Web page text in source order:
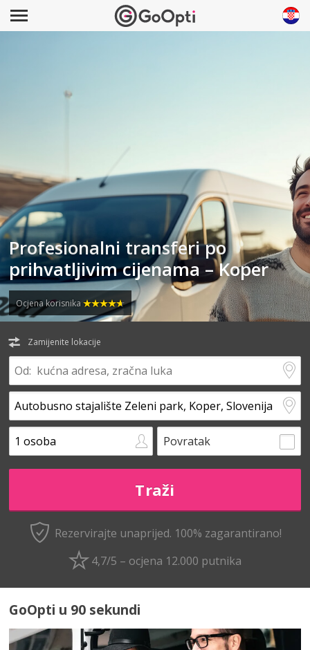
Profesionalni transferi po
prihvatljivim cijenama – Koper
Ocjena korisnika
Zamijenite lokacije
Povratak
Rezervirajte unaprijed. 100% zagarantirano!
4,7/5 – ocjena 12.000 putnika
GoOpti u 90 sekundi